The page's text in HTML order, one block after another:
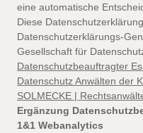
eine automatische
Diese
Datenschutzerklärungs-
Gesellschaft für
Datenschutzbeauftragter
Datenschutz Anwälten der
SOLMECKE |
Ergänzung
1&1 Webanalytics